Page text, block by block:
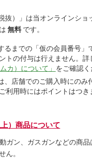
抜）
」は当オンラインショ
無料 です。
るまでの「仮の会員番号」
トの付与は⾏えません。詳
カ）について」 をご確認く
、店舗でのご購⼊時にのみ
利用時にはポイントはつき
）商品について
ガン、ガスガンなどの商
ん。